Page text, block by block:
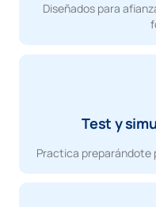
Diseñados para
Test y
Practica preparándote